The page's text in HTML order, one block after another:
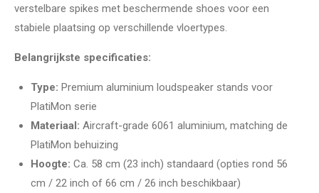
verstelbare spikes met beschermende shoes voor een
stabiele plaatsing op verschillende vloertypes.
Belangrijkste specificaties:
Type: Premium aluminium loudspeaker stands voor
PlatiMon serie
Materiaal: Aircraft-grade 6061 aluminium, matching de
PlatiMon behuizing
Hoogte: Ca. 58 cm (23 inch) standaard (opties rond 56
cm / 22 inch of 66 cm / 26 inch beschikbaar)